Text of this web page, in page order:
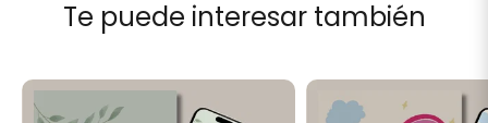
Te puede interesar también